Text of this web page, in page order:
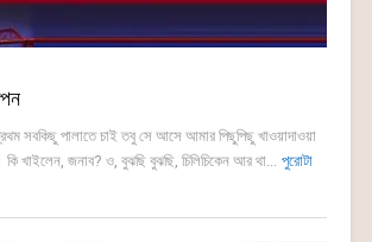
সবকিছু পালাতে চাই তবু সে আসে আমার পিছুপিছু খাওয়াদাওয়া
খাইলেন, জনাব? ও, বুঝছি বুঝছি, চিলিচিকেন আর থা... পুরোটা